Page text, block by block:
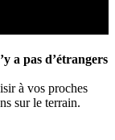
a pas d’étrangers
à vos proches
sur le terrain.